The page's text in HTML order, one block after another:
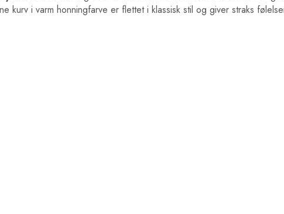
kurv i varm honningfarve er flettet i klassisk stil og giver straks